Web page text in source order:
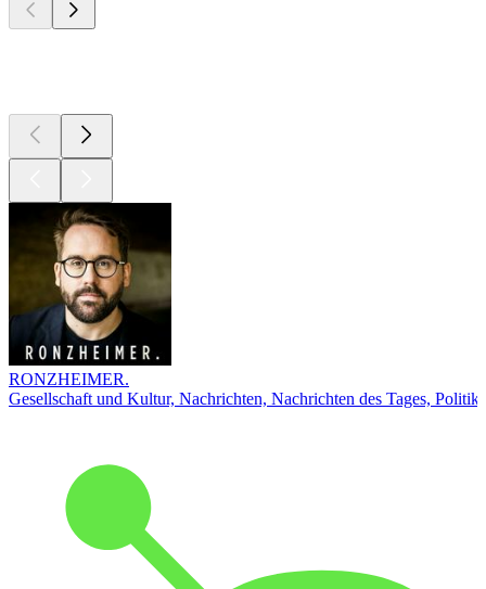
RONZHEIMER.
Gesellschaft und Kultur, Nachrichten, Nachrichten des Tages, Politik